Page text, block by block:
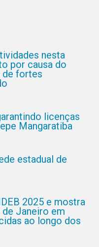
nesta
por causa do
de fortes
licenças
Mangaratiba
estadual de
2025 e mostra
Janeiro em
ao longo dos